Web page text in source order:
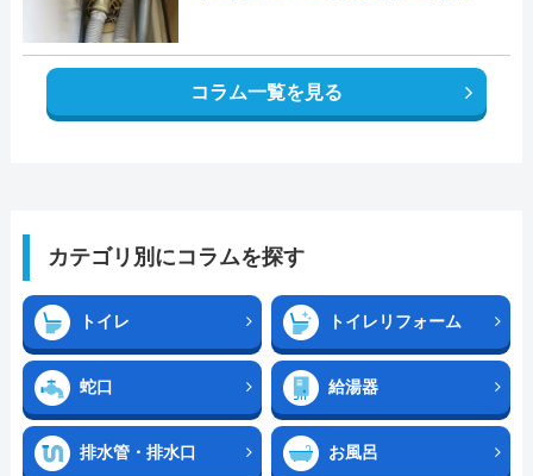
コラム一覧を見る
カテゴリ別にコラムを探す
トイレ トイレリフォーム
蛇口 給湯器
排水管・排水口 お風呂